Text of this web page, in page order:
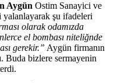
Aygün Ostim Sanayici ve
yalanlayarak şu ifadeleri
olarak odamızda
el bombası niteliğnde
gerekir.” Aygün firmanın
Buda bizlere sermayenin